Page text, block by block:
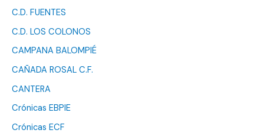
C.D. FUENTES
C.D. LOS COLONOS
CAMPANA BALOMPIÉ
CAÑADA ROSAL C.F.
CANTERA
Crónicas EBPIE
Crónicas ECF